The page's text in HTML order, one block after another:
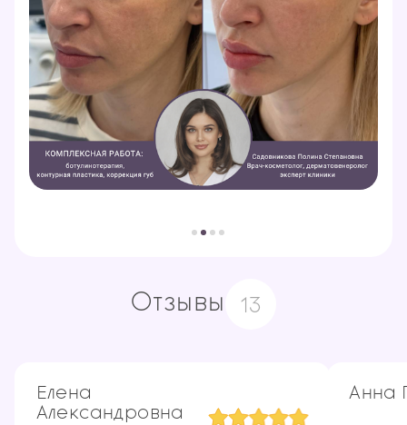
Отзывы 13
Елена
Александровна
Анна